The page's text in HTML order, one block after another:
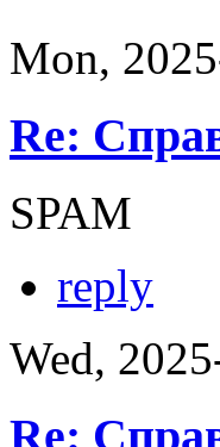
Mon,
Re:
SPAM
reply
Wed,
Re: